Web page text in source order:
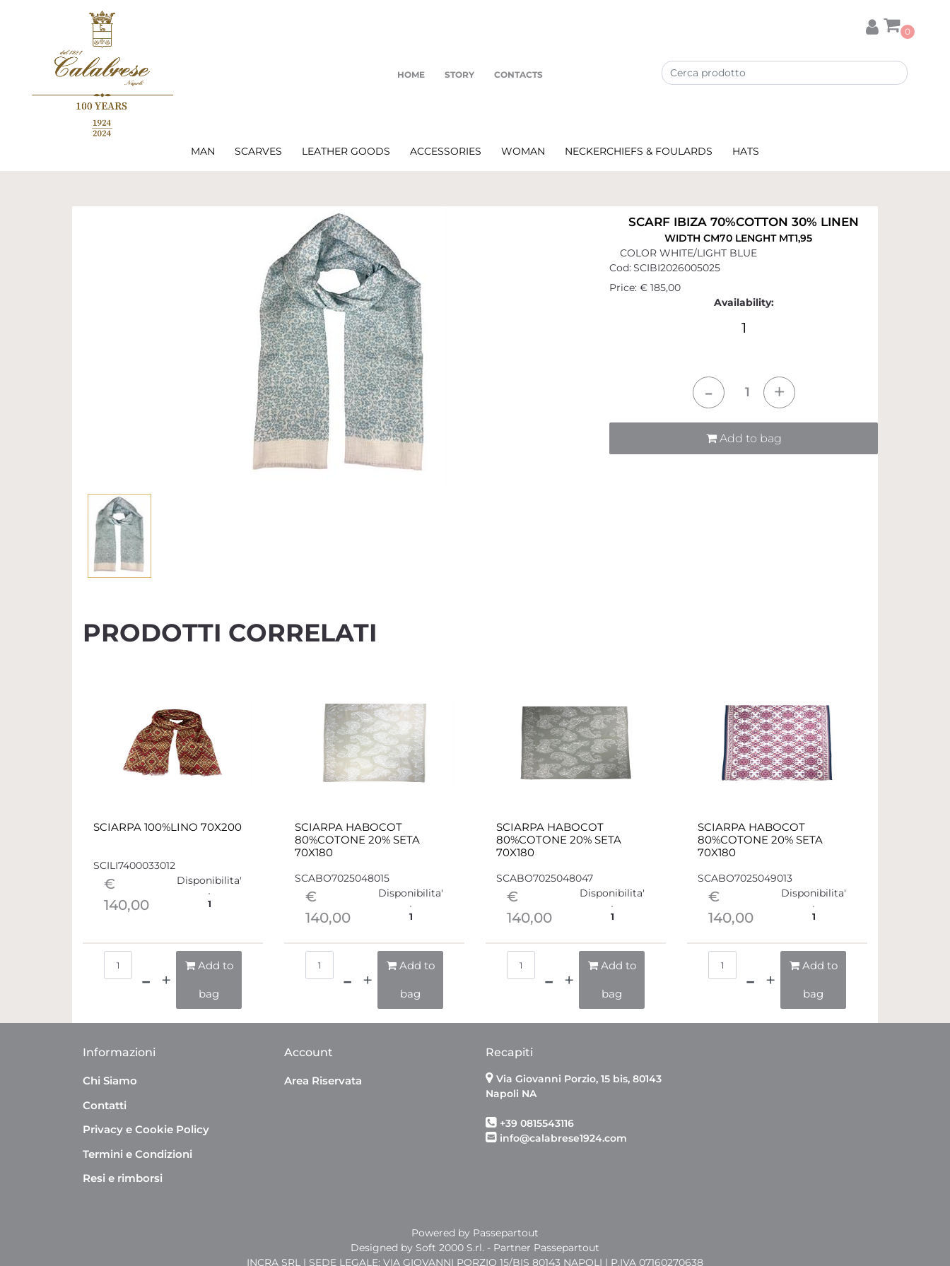
HOME STORY CONTACTS
0
MAN SCARVES LEATHER GOODS ACCESSORIES WOMAN NECKERCHIEFS & FOULARDS HATS
SCARF IBIZA 70%COTTON 30% LINEN
WIDTH CM70 LENGHT MT1,95
COLOR WHITE/LIGHT BLUE
Cod:SCIBI2026005025
Price: € 185,00
Availability:
1
Add to bag
PRODOTTI CORRELATI
SCIARPA 100%LINO 70X200
SCILI7400033012
€
140,00
Disponibilita'
1
Add to
bag
SCIARPA HABOCOT
80%COTONE 20% SETA
70X180
SCABO7025048015
€
140,00
Disponibilita'
1
Add to
bag
SCIARPA HABOCOT
80%COTONE 20% SETA
70X180
SCABO7025048047
€
140,00
Disponibilita'
1
Add to
bag
SCIARPA HABOCOT
80%COTONE 20% SETA
70X180
SCABO7025049013
€
140,00
Disponibilita'
1
Add to
bag
Informazioni
Chi Siamo
Contatti
Privacy e Cookie Policy
Termini e Condizioni
Resi e rimborsi
Account
Area Riservata
Recapiti
Via Giovanni Porzio, 15 bis, 80143
Napoli NA
+39 0815543116
info@calabrese1924.com
Powered by Passepartout
Designed by Soft 2000 S.rl. - Partner Passepartout
INCRA SRL | SEDE LEGALE: VIA GIOVANNI PORZIO 15/BIS 80143 NAPOLI | P.IVA 07160270638